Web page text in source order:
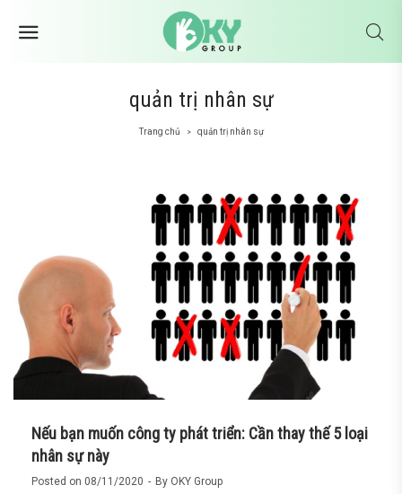
quản trị nhân sự
Trang chủ > quản trị nhân sự
Nếu bạn muốn công ty phát triển: Cần thay thế 5 loại
nhân sự này
Posted on 08/11/2020 By OKY Group